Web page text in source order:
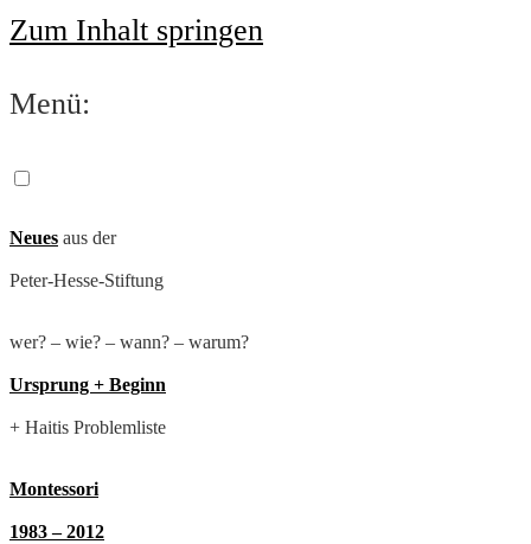
Zum Inhalt springen
Menü:
Neues aus der
Peter-Hesse-Stiftung
wer? – wie? – wann? – warum?
Ursprung + Beginn
+ Haitis Problemliste
Montessori
1983 – 2012